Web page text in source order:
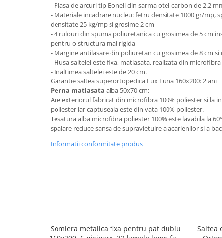
Seturi mobilier hol
Stender haine
Suport pentru umerase
Mobilier gradinita
Mese gradinita
Scaune gradinita
Set mese si scaune gradinita
Mobilier copii
Seturi comode living si dormitor
- Plasa de arcuri tip Bonell din sarma otel-carbon de 2.2
- Materiale incadrare nucleu: fetru densitate 1000 gr/mp,
densitate 25 kg/mp si grosime 2 cm
- 4 rulouri din spuma poliuretanica cu grosimea de 5 cm
pentru o structura mai rigida
- Margine antilasare din poliuretan cu grosimea de 8 cm
- Husa saltelei este fixa, matlasata, realizata din microfibra
- Inaltimea saltelei este de 20 cm.
Garantie saltea superortopedica Lux Luna 160x200: 2 ani
Perna matlasata alba 50x70 cm:
Are exteriorul fabricat din microfibra 100% poliester si la
poliester iar captuseala este din vata 100% poliester.
Tesatura alba microfibra poliester 100% este lavabila la
spalare reduce sansa de supravietuire a acarienilor si a
Informatii conformitate produs
Somiera metalica fixa pentru pat dublu
Saltea